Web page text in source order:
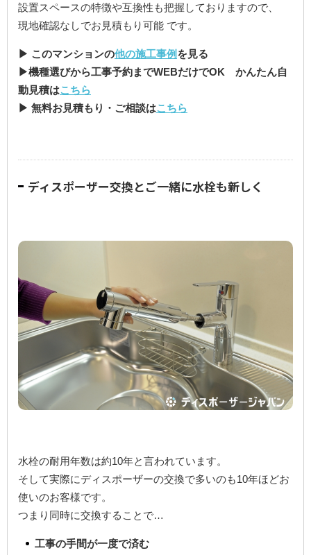
設置スペースの特徴や互換性も把握しておりますので、
現地確認なしでお見積もり可能 です。
▶ このマンションの他の施工事例 を見る
▶機種選びから工事予約までWEBだけでOK かんたん自
動見積はこちら
▶ 無料お見積もり・ご相談はこちら
ディスポーザー交換とご一緒に水栓も新しく
水栓の耐用年数は約10年と言われています。
そして実際にディスポーザーの交換で多いのも10年ほどお
使いのお客様です。
つまり同時に交換することで…
工事の手間が一度で済む